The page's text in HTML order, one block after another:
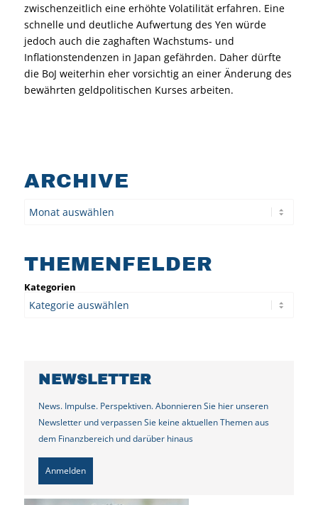
zwischenzeitlich eine erhöhte Volatilität erfahren. Eine
schnelle und deutliche Aufwertung des Yen würde
jedoch auch die zaghaften Wachstums- und
Inflationstendenzen in Japan gefährden. Daher dürfte
die BoJ weiterhin eher vorsichtig an einer Änderung des
bewährten geldpolitischen Kurses arbeiten.
ARCHIVE
THEMENFELDER
Kategorien
NEWSLETTER
News. Impulse. Perspektiven. Abonnieren Sie hier unseren
Newsletter und verpassen Sie keine aktuellen Themen aus
dem Finanzbereich und darüber hinaus
Anmelden